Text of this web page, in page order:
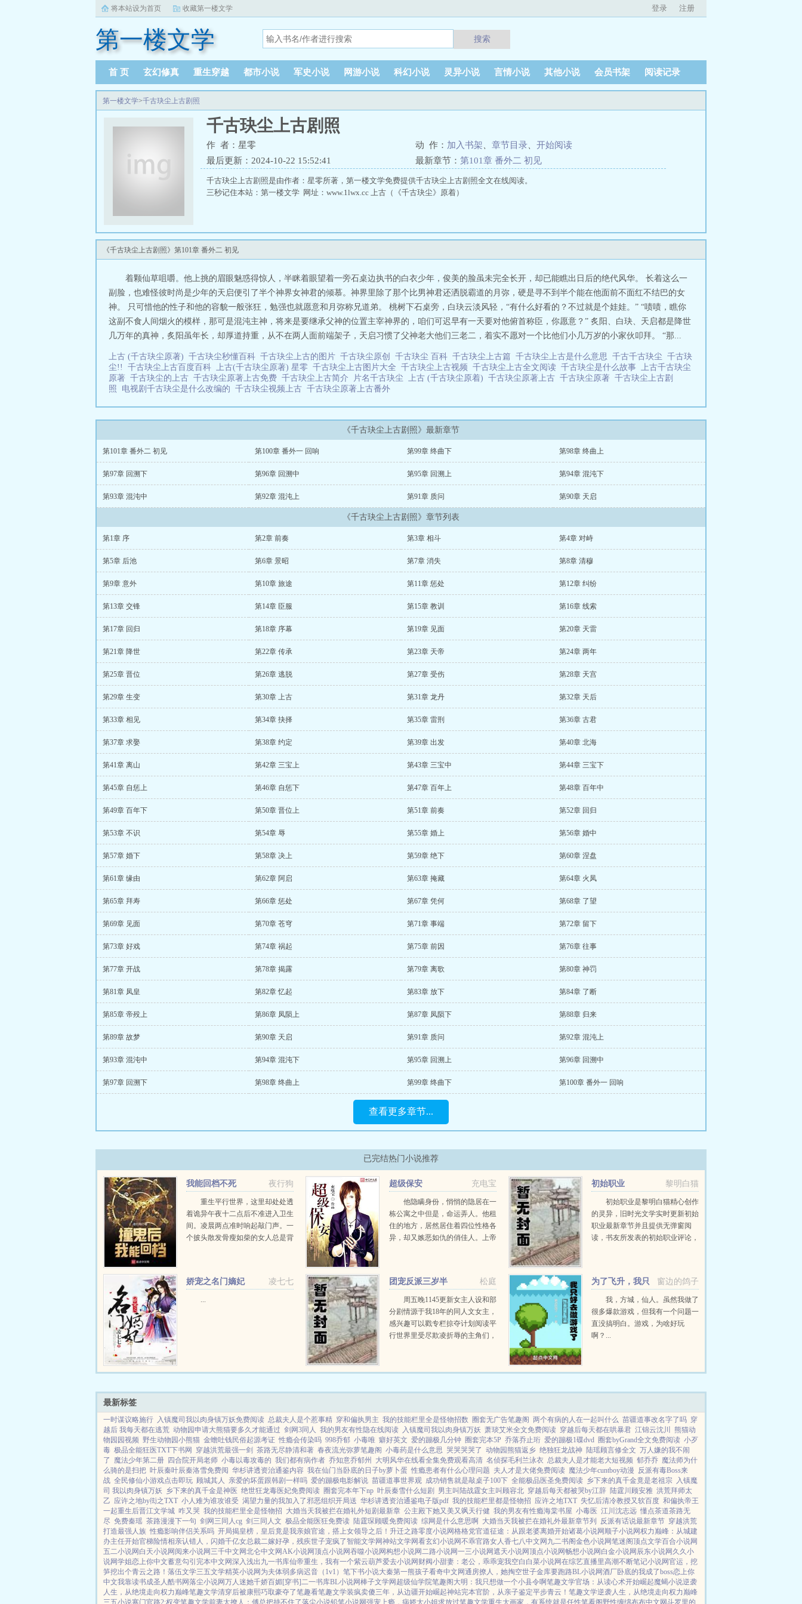
将本站设为首页 收藏第一楼文学 登录 注册
第一楼文学 搜索
首 页 玄幻修真 重生穿越 都市小说 军史小说 网游小说 科幻小说 灵异小说 言情小说 其他小说 会员书架 阅读记录
第一楼文学>千古玦尘上古剧照
千古玦尘上古剧照
作 者：星零 动 作： 加入书架 章节目录
开始阅读
最后更新：2024-10-22 15:52:41
最新章节： 第101章 番外二 初见
千古玦尘上古剧照是由作者：星零所著，第一楼文学免费提供千古玦尘上古剧照全文在线阅读。
三秒记住本站：第一楼文学 网址：www.1lwx.cc 上古（《千古玦尘》原着）
《千古玦尘上古剧照》第101章 番外二 初见
着颗仙草咀嚼。他上挑的眉眼魅惑得惊人，半眯着眼望着一旁石桌边执书的白衣少年，俊美的脸虽未完全长开，却已能瞧出日后的绝代风华。 长着这么一
副脸，也难怪彼时尚是少年的天启便引了半个神界女神君的倾慕。神界里除了那个比男神君还洒脱霸道的月弥，硬是寻不到半个能在他面前不面红不结巴的女
神。 只可惜他的性子和他的容貌一般张狂，勉强也就愿意和月弥称兄道弟。 桃树下石桌旁，白玦云淡风轻，“有什么好看的？不过就是个娃娃。” “啧啧，瞧你
这副不食人间烟火的模样，那可是混沌主神，将来是要继承父神的位置主宰神界的，咱们可迟早有一天要对他俯首称臣，你愿意？” 炙阳、白玦、天启都是降世
几万年的真神，炙阳虽年长，却厚道持重，从不在两人面前端架子，天启习惯了父神老大他们三老二，着实不愿对一个比他们小几万岁的小家伙叩拜。 “那...
上古 (千古玦尘原著) 千古玦尘秒懂百科 千古玦尘上古的图片 千古玦尘原创 千古玦尘 百科 千古玦尘上古篇 千古玦尘上古是什么意思 千古千古玦尘 千古玦
尘!! 千古玦尘上古百度百科 上古(千古玦尘原著) 星零 千古玦尘上古图片大全 千古玦尘上古视频 千古玦尘上古全文阅读 千古玦尘是什么故事 上古千古玦尘
原著 千古玦尘的上古 千古玦尘原著上古免费 千古玦尘上古简介 片名千古玦尘 上古 (千古玦尘原着) 千古玦尘原著上古 千古玦尘原著 千古玦尘上古剧
照 电视剧千古玦尘是什么改编的 千古玦尘视频上古 千古玦尘原著上古番外
《千古玦尘上古剧照》最新章节
第101章 番外二 初见 第100章 番外一 回响 第99章 终曲下 第98章 终曲上
第97章 回溯下 第96章 回溯中 第95章 回溯上 第94章 混沌下
第93章 混沌中 第92章 混沌上 第91章 质问 第90章 天启
《千古玦尘上古剧照》章节列表
第1章 序 第2章 前奏 第3章 相斗 第4章 对峙
第5章 后池 第6章 景昭 第7章 消失 第8章 清穆
第9章 意外 第10章 旅途 第11章 惩处 第12章 纠纷
第13章 交锋 第14章 臣服 第15章 教训 第16章 线索
第17章 回归 第18章 序幕 第19章 见面 第20章 天雷
第21章 降世 第22章 传承 第23章 天帝 第24章 两年
第25章 晋位 第26章 逃脱 第27章 受伤 第28章 天宫
第29章 生变 第30章 上古 第31章 龙丹 第32章 天后
第33章 相见 第34章 抉择 第35章 雷刑 第36章 古君
第37章 求娶 第38章 约定 第39章 出发 第40章 北海
第41章 离山 第42章 三宝上 第43章 三宝中 第44章 三宝下
第45章 自惩上 第46章 自惩下 第47章 百年上 第48章 百年中
第49章 百年下 第50章 晋位上 第51章 前奏 第52章 回归
第53章 不识 第54章 辱 第55章 婚上 第56章 婚中
第57章 婚下 第58章 决上 第59章 绝下 第60章 涅盘
第61章 缘由 第62章 阿启 第63章 掩藏 第64章 火凤
第65章 拜寿 第66章 惩处 第67章 凭何 第68章 了望
第69章 见面 第70章 苍穹 第71章 事端 第72章 留下
第73章 好戏 第74章 祸起 第75章 前因 第76章 往事
第77章 开战 第78章 揭露 第79章 离歌 第80章 神罚
第81章 凤皇 第82章 忆起 第83章 放下 第84章 了断
第85章 帝殁上 第86章 凤陨上 第87章 凤陨下 第88章 归来
第89章 故梦 第90章 天启 第91章 质问 第92章 混沌上
第93章 混沌中 第94章 混沌下 第95章 回溯上 第96章 回溯中
第97章 回溯下 第98章 终曲上 第99章 终曲下 第100章 番外一 回响
查看更多章节...
已完结热门小说推荐
夜行狗
我能回档不死
重生平行世界，这里却处处透
着诡异午夜十二点后不准进入卫生
间。凌晨两点准时响起敲门声。一
个披头散发骨瘦如柴的女人总是背
我姓什么的时候，绝逼...
充电宝
超级保安
他隐瞒身份，悄悄的隐居在一
栋公寓之中但是，命运弄人。他租
住的地方，居然居住着四位性格各
异，却又嫉恶如仇的俏佳人。上帝
黎明白猫
初始职业
初始职业是黎明白猫精心创作
的灵异，旧时光文学实时更新初始
职业最新章节并且提供无弹窗阅
读，书友所发表的初始职业评论，
凌七七
娇宠之名门嫡妃
...
松庭
团宠反派三岁半
周五晚1145更新女主人设和部
分剧情源于我18年的同人文女主，
感兴趣可以戳专栏掠夺计划阅读平
行世界里受尽欺凌折辱的主角们，
人ampmdashamp...
窗边的鸽子
为了飞升，我只
好去做游戏了
我，方城，仙人。虽然我做了
很多爆款游戏，但我有一个问题一
直没搞明白。游戏，为啥好玩
啊？...
最新标签
一时谋议略施行 入镇魔司我以肉身镇万妖免费阅读 总裁夫人是个惹事精 穿和偏执男主 我的技能栏里全是怪物招数 圈套无广告笔趣阁 两个有病的人在一起叫什么 苗疆道事改名字了吗 穿
越后 我每天都在逃荒 动物园申请大熊猫要多久才能通过 剑网3同人 我的男友有性隐在线阅读 入镇魔司我以肉身镇万妖 萧琰艾米全文免费阅读 穿越后每天都在哄暴君 江锦云沈川
熊猫动
物园园视频 野生动物园小熊猫 金蟾吐钱民俗起源考证 性瘾会传染吗 998乔郁 小毒唯 癖好英文 爱的蹦极几分钟 圈套完本5P 乔落乔止珩 爱的蹦极1碟dvd 圈套byGrand全文免费阅读 小歹
毒 极品全能狂医TXT下书网 穿越洪荒最强一剑 茶路无尽静清和著 春夜流光弥萝笔趣阁 小毒药是什么意思 哭哭哭哭了 动物园熊猫返乡 绝独狂龙战神 陆瑶顾言修全文 万人嫌的我不闹
了
魔法少年第二册 四合院开局老师 小毒以毒攻毒的 我们都有病作者 乔知意乔郁州 大明风华在线看全集免费观看高清 名侦探毛利兰泳衣 总裁夫人是才能老大短视频 郁乔乔 魔法师为什
么骑的是扫把 叶辰秦叶辰秦洛雪免费阅 华杉讲透资治通鉴内容 我在仙门当卧底的日子by萝卜蛋 性瘾患者有什么心理问题 夫人才是大佬免费阅读 魔法少年cuntboy动漫 反派有毒Boss来
战 全民修仙小游戏点击即玩 顾城其人 亲爱的坏蛋跟韩剧一样吗 爱的蹦极电影解说 苗疆道事世界观 成功销售就是敲桌子100下 全能极品医圣免费阅读 乡下来的真千金竟是老祖宗 入镇魔
司 我以肉身镇万妖
乡下来的真千金是神医 绝世狂龙毒医妃免费阅读 圈套完本年下np 叶辰秦雪什么短剧 男主叫陆战霆女主叫顾容北 穿越后每天都被哭by江辞 陆霆川顾安雅 洪荒拜师太
乙 应许之地by衒之TXT 小人难为谁攻谁受 渴望力量的我加入了邪恶组织开局送 华杉讲透资治通鉴电子版pdf 我的技能栏里都是怪物招 应许之地TXT 失忆后清冷教授又软百度 和偏执帝王
一起重生后晋江文学城 咋又哭 我的技能栏里全是怪物招 大婚当天我被拦在婚礼外短剧最新章 公主殿下她又美又飒天行健 我的男友有性瘾海棠书屋 小毒医 江川沈志远 懂点茶道茶路无
尽 免费秦瑶 茶路漫漫下一句 剑网三同人cg 剑三同人文 极品全能医狂免费读 陆霆琛顾暖免费阅读 综网是什么意思啊 大婚当天我被拦在婚礼外最新章节列 反派有话说最新章节 穿越洪荒
打造最强人族 性瘾影响伴侣关系吗 开局揭皇榜，皇后竟是我亲娘官途，搭上女领导之后！ 升迁之路零度小说网格格党官道征途：从跟老婆离婚开始诸葛小说网 顺子小说网权力巅峰：从城建
办主任开始官梯险情相亲认错人，闪婚千亿女总裁二嫁好孕，残疾世子宠疯了智能文学网神站文学网看玄幻小说网不乖官路女人香七八中文网 九二书阁金色小说网笔迷阁顶点文学百合小说网
五二小说网 白天小说网 阅来小说网 三千中文网北仑中文网AK小说网顶点小说网吞噬小说网构想小说网二路小说网一三小说网遮天小说网顶点小说网畅想小说网 白金小说网 辰东小说网 久久小
说网学姐恋上你中文蓄意勾引 完本中文网深入浅出 九一书库仙帝重生，我有一个紫云葫芦爱去小说网 财阀小甜妻：老公，乖乖宠我空白 白菜小说网在综艺直播里高潮不断笔记小说网官运，挖
笋挖出个青云之路！ 落伍文学三五文学精英小说网 为夫体弱多病迟音（1v1） 笔下书小说大秦第一熊孩子看奇中文网通房撩人，她掏空世子金库要跑路BL小说网酒厂卧底的我成了boss恋上你
中文我靠读书成圣人酷书网落尘小说网万人迷她千娇百媚[穿书]二一书库BL小说网棒子文学网 超级仙学院笔趣阁 大明：我只想做一个小县令啊笔趣文学官场：从读心术开始崛起魔蝎小说逆袭
人生，从绝境走向权力巅峰笔趣文学清穿后被康熙巧取豪夺了笔趣看笔趣文学装疯卖傻三年，从边疆开始崛起神站完本官阶，从亲子鉴定平步青云！ 笔趣文学逆袭人生，从绝境走向权力巅峰
三五小说寒门官路2:权变笔趣文学前妻太撩人：傅总把持不住了落尘小说铅笔小说网强宠上瘾，病娇大小姐求放过笔趣文学重生大画家，有系统就是任性笔看阁 野性缠绵布布中文网斗罗里的